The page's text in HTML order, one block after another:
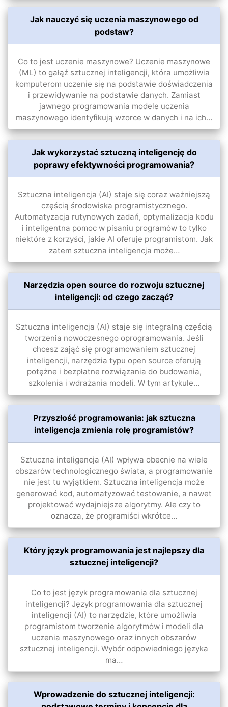
Jak nauczyć się uczenia maszynowego od
podstaw?
Co to jest uczenie maszynowe? Uczenie maszynowe
(ML) to gałąź sztucznej inteligencji, która umożliwia
komputerom uczenie się na podstawie doświadczenia
i przewidywanie na podstawie danych. Zamiast
jawnego programowania modele uczenia
maszynowego identyfikują wzorce w danych i na ich…
Jak wykorzystać sztuczną inteligencję do
poprawy efektywności programowania?
Sztuczna inteligencja (AI) staje się coraz ważniejszą
częścią środowiska programistycznego.
Automatyzacja rutynowych zadań, optymalizacja kodu
i inteligentna pomoc w pisaniu programów to tylko
niektóre z korzyści, jakie AI oferuje programistom. Jak
zatem sztuczna inteligencja może…
Narzędzia open source do rozwoju sztucznej
inteligencji: od czego zacząć?
Sztuczna inteligencja (AI) staje się integralną częścią
tworzenia nowoczesnego oprogramowania. Jeśli
chcesz zająć się programowaniem sztucznej
inteligencji, narzędzia typu open source oferują
potężne i bezpłatne rozwiązania do budowania,
szkolenia i wdrażania modeli. W tym artykule…
Przyszłość programowania: jak sztuczna
inteligencja zmienia rolę programistów?
Sztuczna inteligencja (AI) wpływa obecnie na wiele
obszarów technologicznego świata, a programowanie
nie jest tu wyjątkiem. Sztuczna inteligencja może
generować kod, automatyzować testowanie, a nawet
projektować wydajniejsze algorytmy. Ale czy to
oznacza, że ​​programiści wkrótce…
Który język programowania jest najlepszy dla
sztucznej inteligencji?
Co to jest język programowania dla sztucznej
inteligencji? Język programowania dla sztucznej
inteligencji (AI) to narzędzie, które umożliwia
programistom tworzenie algorytmów i modeli dla
uczenia maszynowego oraz innych obszarów
sztucznej inteligencji. Wybór odpowiedniego języka
ma…
Wprowadzenie do sztucznej inteligencji: